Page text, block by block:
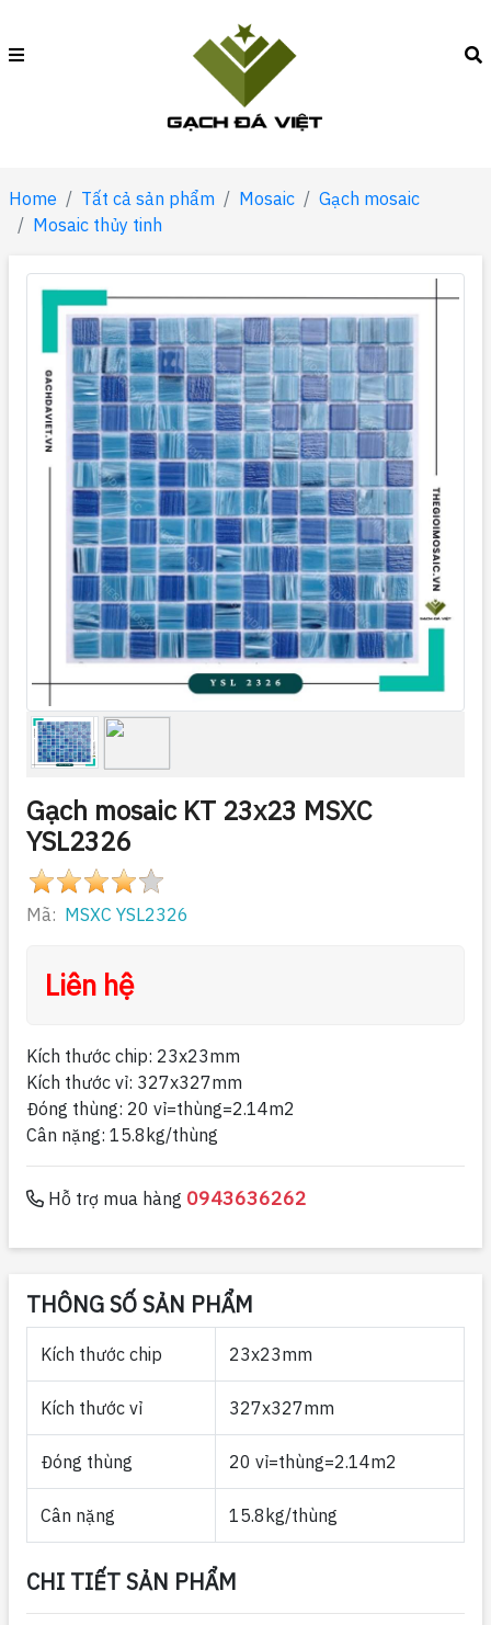
Home Tất cả sản phẩm Mosaic
Gạch mosaic
Mosaic thủy tinh
Gạch mosaic KT 23x23 MSXC
YSL2326
Mã: MSXC YSL2326
Liên hệ
Kích thước chip: 23x23mm
Kích thước vỉ: 327x327mm
Đóng thùng: 20 vỉ=thùng=2.14m2
Cân nặng: 15.8kg/thùng
Hỗ trợ mua hàng 0943636262
THÔNG SỐ SẢN PHẨM
Kích thước chip 23x23mm
Kích thước vỉ 327x327mm
Đóng thùng 20 vỉ=thùng=2.14m2
Cân nặng 15.8kg/thùng
CHI TIẾT SẢN PHẨM